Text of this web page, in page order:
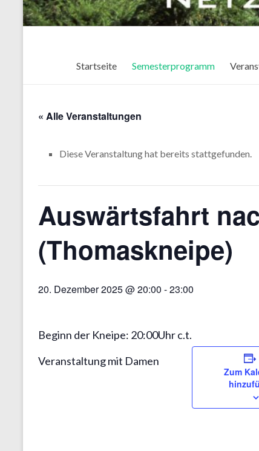
Startseite Semesterprogramm
« Alle Veranstaltungen
Diese Veranstaltung hat bereits stattgefunden.
Auswärtsfahrt
(Thomaskneipe)
20. Dezember 2025 @ 20:00 -23:00
Beginn der Kneipe: 20:00Uhr c.t.
Veranstaltung mit Damen
Zum